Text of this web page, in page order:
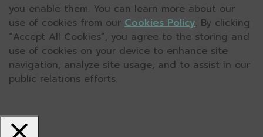
you enable them. You can learn more about our
use of cookies from our Cookies Policy. By clicking
“Accept All Cookies”, you agree to the storing and
use of cookies on your device to enhance site
navigation, analyze site usage, and to assist in our
public relations efforts.